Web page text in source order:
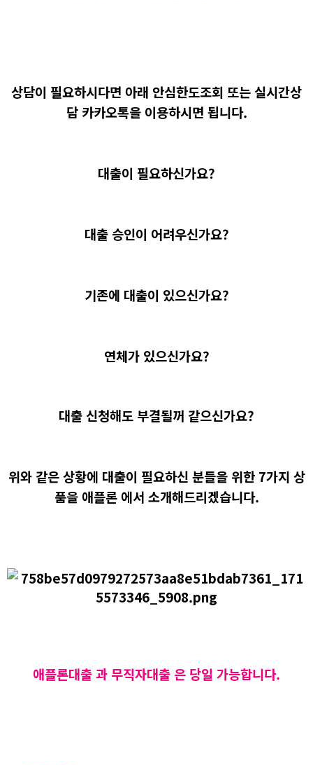
상담이 필요하시다면 아래 안심한도조회 또는 실시간상
담 카카오톡을 이용하시면 됩니다.
대출이 필요하신가요?
대출 승인이 어려우신가요?
기존에 대출이 있으신가요?
연체가 있으신가요?
대출 신청해도 부결될꺼 같으신가요?
위와 같은 상황에 대출이 필요하신 분들을 위한 7가지 상
품을 애플론 에서 소개해드리겠습니다.
애플론대출 과 무직자대출 은 당일 가능합니다.